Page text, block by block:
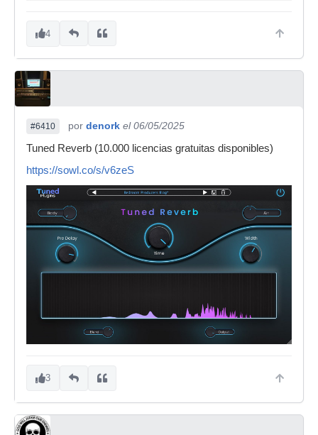
4
#6410 por denork el 06/05/2025
Tuned Reverb (10.000 licencias gratuitas disponibles)
https://sowl.co/s/v6zeS
3